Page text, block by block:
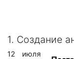
1. Создание
12 июля